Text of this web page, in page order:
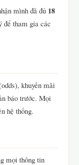
mình đã đủ 18
để tham gia các
khuyến mãi
báo trước. Mọi
hệ thống.
mọi thông tin